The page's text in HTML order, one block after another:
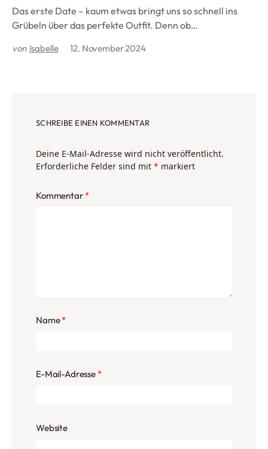
Das erste Date – kaum etwas bringt uns so schnell ins
Grübeln über das perfekte Outfit. Denn ob…
von Isabelle 12. November 2024
SCHREIBE EINEN KOMMENTAR
Deine E-Mail-Adresse wird nicht veröffentlicht.
Erforderliche Felder sind mit * markiert
Kommentar *
Name*
E-Mail-Adresse *
Website